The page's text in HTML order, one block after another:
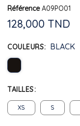
Référence A09PO01
128,000 TND
COULEURS BLACK
TAILLES
XS S